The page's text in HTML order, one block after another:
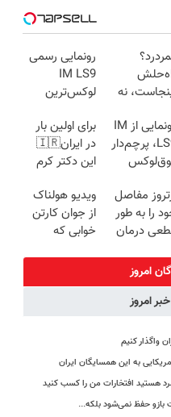
نه
رونمایی رسمی
IM LS9
لوکس‌ترین
رونمایی از IM
LS9، پرچم‌دار
شد
برای اولین بار
در ایران🇮🇷
این دکتر کرم
روزه ساخت!
مفاصل
را به طور
درمان
ویدیو هولناک
از جوان کارتن
خوابی که
امروز
امروز
واگذار کنیم
به این همسایگان ایران
هستید افتخارات من را کسب کنید
بازو حفظ نمی‌شود بلکه...